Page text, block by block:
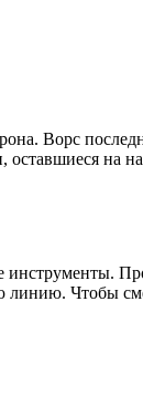
Ворс
оставшиеся
Чтобы